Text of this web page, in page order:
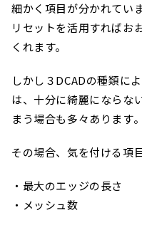
細かく項目が分かれてい
リセットを活用すればお
くれます。
しかし３DCADの種類に
は、十分に綺麗にならな
まう場合も多々あります。
その場合、気を付ける項
・最大のエッジの長さ
・メッシュ数